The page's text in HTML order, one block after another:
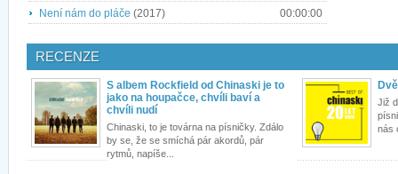
Není nám do pláče (2017) 00:00:00
RECENZE
S albem Rockfield od Chinaski je to
jako na houpačce, chvíli baví a
chvíli nudí
Chinaski, to je továrna na písničky. Zdálo
by se, že se smíchá pár akordů, pár
rytmů, napíše...
Již
nás